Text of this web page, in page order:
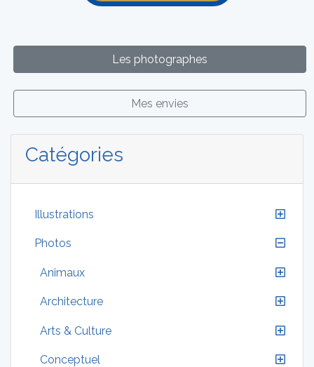
Les photographes
Mes envies
Catégories
Illustrations
Photos
Animaux
Architecture
Arts & Culture
Conceptuel